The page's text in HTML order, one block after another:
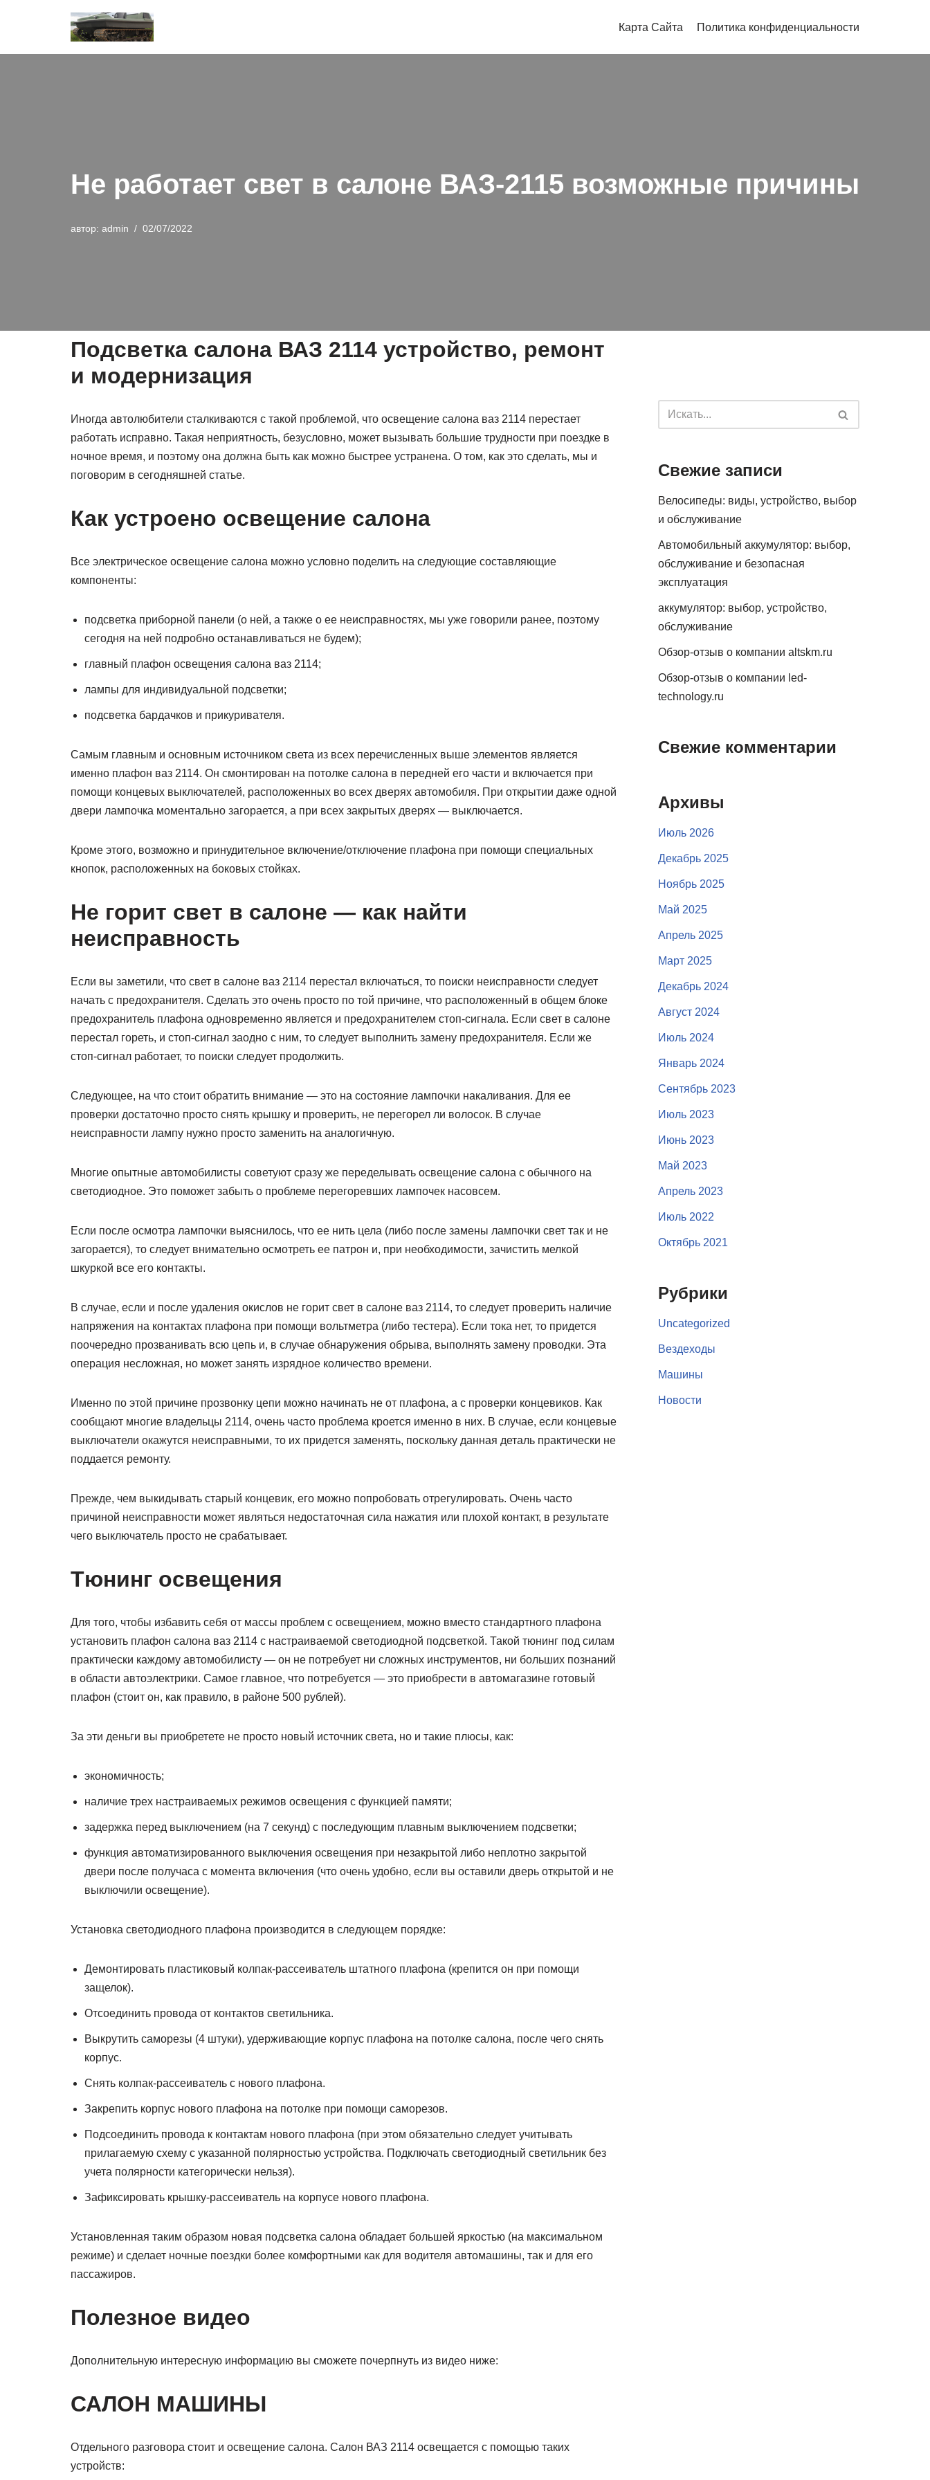
к
Карта Сайта Политика конфиденциальности
Не работает свет в салоне ВАЗ-2115 возможные причины
автор: admin 02/07/2022
Подсветка салона ВАЗ 2114 устройство, ремонт
и модернизация
Иногда автолюбители сталкиваются с такой проблемой, что освещение салона ваз 2114 перестает
работать исправно. Такая неприятность, безусловно, может вызывать большие трудности при поездке в
ночное время, и поэтому она должна быть как можно быстрее устранена. О том, как это сделать, мы и
поговорим в сегодняшней статье.
Как устроено освещение салона
Все электрическое освещение салона можно условно поделить на следующие составляющие
компоненты:
подсветка приборной панели (о ней, а также о ее неисправностях, мы уже говорили ранее, поэтому
сегодня на ней подробно останавливаться не будем);
главный плафон освещения салона ваз 2114;
лампы для индивидуальной подсветки;
подсветка бардачков и прикуривателя.
Самым главным и основным источником света из всех перечисленных выше элементов является
именно плафон ваз 2114. Он смонтирован на потолке салона в передней его части и включается при
помощи концевых выключателей, расположенных во всех дверях автомобиля. При открытии даже одной
двери лампочка моментально загорается, а при всех закрытых дверях — выключается.
Кроме этого, возможно и принудительное включение/отключение плафона при помощи специальных
кнопок, расположенных на боковых стойках.
Не горит свет в салоне — как найти
неисправность
Если вы заметили, что свет в салоне ваз 2114 перестал включаться, то поиски неисправности следует
начать с предохранителя. Сделать это очень просто по той причине, что расположенный в общем блоке
предохранитель плафона одновременно является и предохранителем стоп-сигнала. Если свет в салоне
перестал гореть, и стоп-сигнал заодно с ним, то следует выполнить замену предохранителя. Если же
стоп-сигнал работает, то поиски следует продолжить.
Следующее, на что стоит обратить внимание — это на состояние лампочки накаливания. Для ее
проверки достаточно просто снять крышку и проверить, не перегорел ли волосок. В случае
неисправности лампу нужно просто заменить на аналогичную.
Многие опытные автомобилисты советуют сразу же переделывать освещение салона с обычного на
светодиодное. Это поможет забыть о проблеме перегоревших лампочек насовсем.
Если после осмотра лампочки выяснилось, что ее нить цела (либо после замены лампочки свет так и не
загорается), то следует внимательно осмотреть ее патрон и, при необходимости, зачистить мелкой
шкуркой все его контакты.
В случае, если и после удаления окислов не горит свет в салоне ваз 2114, то следует проверить наличие
напряжения на контактах плафона при помощи вольтметра (либо тестера). Если тока нет, то придется
поочередно прозванивать всю цепь и, в случае обнаружения обрыва, выполнять замену проводки. Эта
операция несложная, но может занять изрядное количество времени.
Именно по этой причине прозвонку цепи можно начинать не от плафона, а с проверки концевиков. Как
сообщают многие владельцы 2114, очень часто проблема кроется именно в них. В случае, если концевые
выключатели окажутся неисправными, то их придется заменять, поскольку данная деталь практически не
поддается ремонту.
Прежде, чем выкидывать старый концевик, его можно попробовать отрегулировать. Очень часто
причиной неисправности может являться недостаточная сила нажатия или плохой контакт, в результате
чего выключатель просто не срабатывает.
Тюнинг освещения
Для того, чтобы избавить себя от массы проблем с освещением, можно вместо стандартного плафона
установить плафон салона ваз 2114 с настраиваемой светодиодной подсветкой. Такой тюнинг под силам
практически каждому автомобилисту — он не потребует ни сложных инструментов, ни больших познаний
в области автоэлектрики. Самое главное, что потребуется — это приобрести в автомагазине готовый
плафон (стоит он, как правило, в районе 500 рублей).
За эти деньги вы приобретете не просто новый источник света, но и такие плюсы, как:
экономичность;
наличие трех настраиваемых режимов освещения с функцией памяти;
задержка перед выключением (на 7 секунд) с последующим плавным выключением подсветки;
функция автоматизированного выключения освещения при незакрытой либо неплотно закрытой
двери после получаса с момента включения (что очень удобно, если вы оставили дверь открытой и не
выключили освещение).
Установка светодиодного плафона производится в следующем порядке:
Демонтировать пластиковый колпак-рассеиватель штатного плафона (крепится он при помощи
защелок).
Отсоединить провода от контактов светильника.
Выкрутить саморезы (4 штуки), удерживающие корпус плафона на потолке салона, после чего снять
корпус.
Снять колпак-рассеиватель с нового плафона.
Закрепить корпус нового плафона на потолке при помощи саморезов.
Подсоединить провода к контактам нового плафона (при этом обязательно следует учитывать
прилагаемую схему с указанной полярностью устройства. Подключать светодиодный светильник без
учета полярности категорически нельзя).
Зафиксировать крышку-рассеиватель на корпусе нового плафона.
Установленная таким образом новая подсветка салона обладает большей яркостью (на максимальном
режиме) и сделает ночные поездки более комфортными как для водителя автомашины, так и для его
пассажиров.
Полезное видео
Дополнительную интересную информацию вы сможете почерпнуть из видео ниже:
САЛОН МАШИНЫ
Отдельного разговора стоит и освещение салона. Салон ВАЗ 2114 освещается с помощью таких
устройств:
Свежие записи
Велосипеды: виды, устройство, выбор
и обслуживание
Автомобильный аккумулятор: выбор,
обслуживание и безопасная
эксплуатация
аккумулятор: выбор, устройство,
обслуживание
Обзор-отзыв о компании altskm.ru
Обзор-отзыв о компании led-
technology.ru
Свежие комментарии
Архивы
Июль 2026
Декабрь 2025
Ноябрь 2025
Май 2025
Апрель 2025
Март 2025
Декабрь 2024
Август 2024
Июль 2024
Январь 2024
Сентябрь 2023
Июль 2023
Июнь 2023
Май 2023
Апрель 2023
Июль 2022
Октябрь 2021
Рубрики
Uncategorized
Вездеходы
Машины
Новости